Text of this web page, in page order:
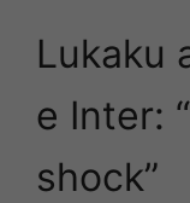
Lukaku
e Inter:
shock”